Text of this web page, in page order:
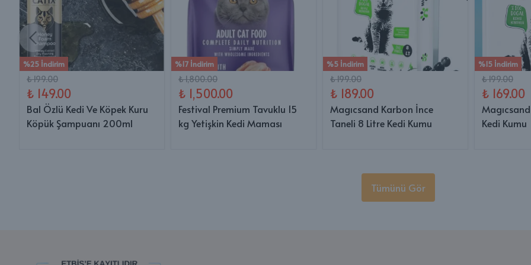
%25 İndirim
₺ 199.00
₺ 149.00
Bal Özlü Kedi Ve Köpek Kuru
Köpük Şampuanı 200ml
%17 İndirim
₺ 1,800.00
₺ 1,500.00
Festival Premium Tavuklu 15
kg Yetişkin Kedi Maması
%5 İndirim
₺ 199.00
₺ 189.00
Magıcsand Karbon İnce
Taneli 8 Litre Kedi Kumu
%15 İndirim
₺ 199.00
₺ 169.00
Kedi Kumu
Tümünü Gör